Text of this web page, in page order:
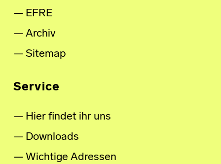
EFRE
Archiv
Sitemap
Service
Hier findet ihr uns
Downloads
Wichtige Adressen